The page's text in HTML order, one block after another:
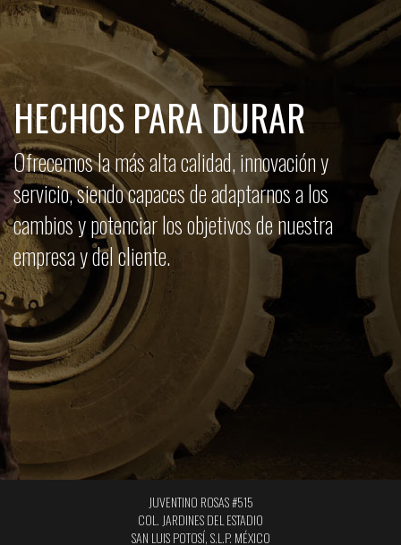
HECHOS PARA DURAR
Ofrecemos la más alta calidad, innovación y
servicio, siendo capaces de adaptarnos a los
cambios y potenciar los objetivos de nuestra
empresa y del cliente.
JUVENTINO ROSAS #515
COL. JARDINES DEL ESTADIO
SAN LUIS POTOSÍ, S.L.P. MÉXICO